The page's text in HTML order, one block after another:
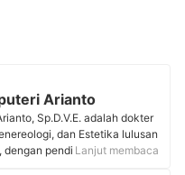
Arianto
Sp.D.V.E. adalah dokter
dan Estetika lulusan
dengan pendidikanLanjut membaca